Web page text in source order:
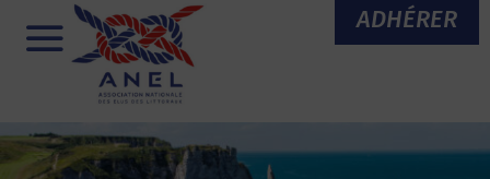
ADHÉRER
Menu